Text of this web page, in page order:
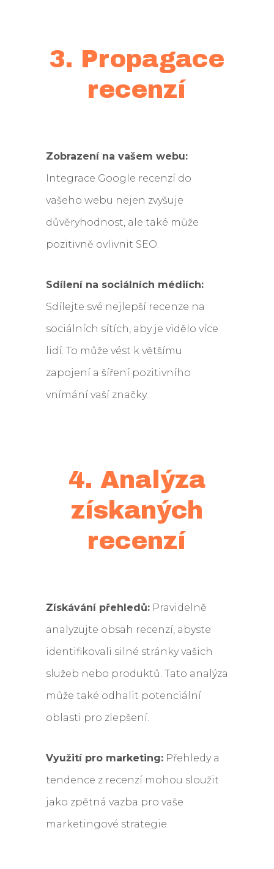
3. Propagace
recenzí
Zobrazení na vašem webu:
Integrace Google recenzí do
vašeho webu nejen zvyšuje
důvěryhodnost, ale také může
pozitivně ovlivnit SEO.
Sdílení na sociálních médiích:
Sdílejte své nejlepší recenze na
sociálních sítích, aby je vidělo více
lidí. To může vést k většímu
zapojení a šíření pozitivního
vnímání vaší značky.
4. Analýza
získaných
recenzí
Získávání přehledů:Pravidelně
analyzujte obsah recenzí, abyste
identifikovali silné stránky vašich
služeb nebo produktů. Tato analýza
může také odhalit potenciální
oblasti pro zlepšení.
Využití pro marketing:Přehledy a
tendence z recenzí mohou sloužit
jako zpětná vazba pro vaše
marketingové strategie.